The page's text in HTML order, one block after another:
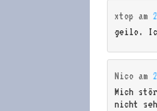
xtop am
geilo.
Nico am
Mich
nicht